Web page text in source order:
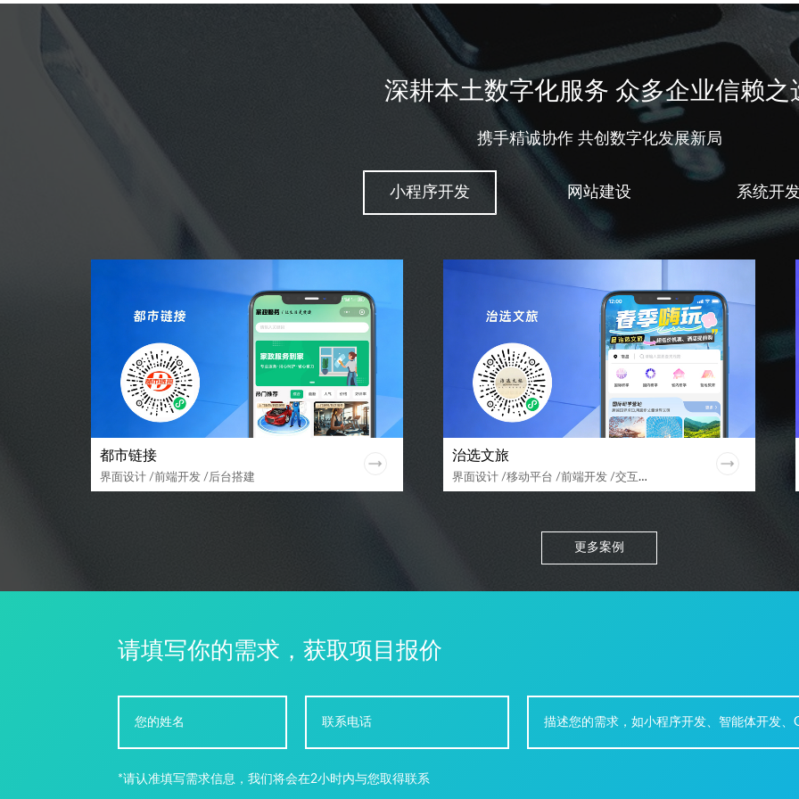
深耕本土数字化服务 众多企业信赖之
携手精诚协作 共创数字化发展新局
小程序开发 网站建设 系统开
都市链接
界面设计 /前端开发 /后台搭建
治选文旅
界面设计 /移动平台 /前端开发 /交互设计 /后台搭建 /用户体验
更多案例
请填写你的需求，获取项目报价
*请认准填写需求信息，我们将会在2小时内与您取得联系